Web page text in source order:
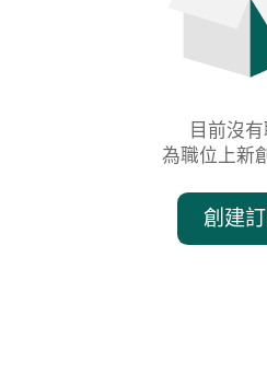
目前沒
為職位上新
創建